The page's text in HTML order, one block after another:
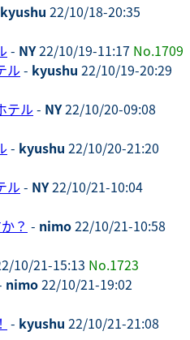
kyushu 22/10/18-20:35
- NY22/10/19-11:17 No.1709
ル - kyushu 22/10/19-20:29
テル - NY22/10/20-09:08
- kyushu 22/10/20-21:20
ル - NY22/10/21-10:04
？ - nimo22/10/21-10:58
10/21-15:13 No.1723
nimo22/10/21-19:02
- kyushu 22/10/21-21:08